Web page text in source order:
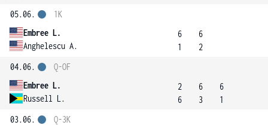
05.06.
Embree L.
Anghelescu A.
1K
6
1
6
2
04.06.
Embree L.
Russell L.
Q-OF
2
6
6
3
6
1
03.06.
Q-3K